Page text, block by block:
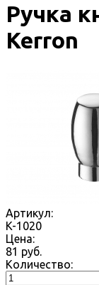
Ручка
Kerron
Артикул:
K-1020
Цена:
81 руб.
Количество: